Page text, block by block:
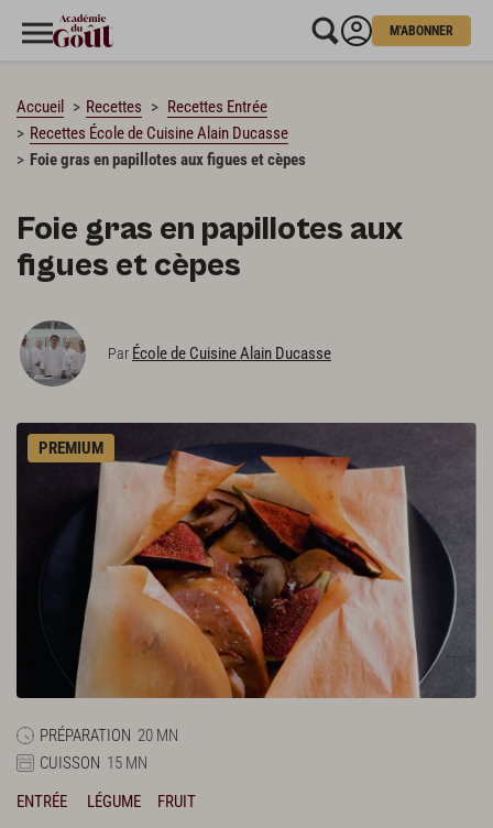
M'ABONNER
Accueil Recettes
Recettes Entrée
Recettes École de Cuisine Alain Ducasse
Foie gras en papillotes aux figues et cèpes
Foie gras en papillotes aux
figues et cèpes
Par École de Cuisine Alain Ducasse
PREMIUM
PRÉPARATION 20 MN
CUISSON 15 MN
ENTRÉE
LÉGUME FRUIT
CHARGEMENT…